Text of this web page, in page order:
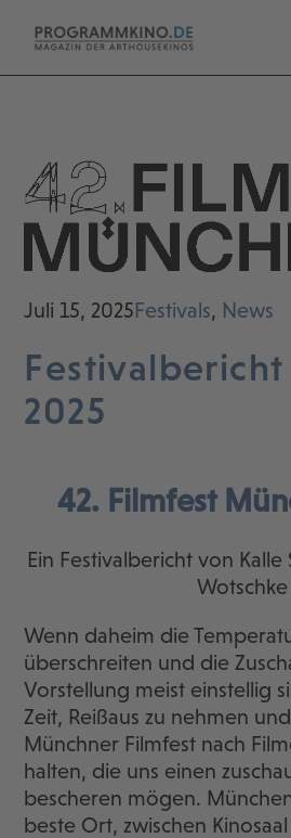
Juli 15, 2025Festivals, News
2025
42. Filmfest
Ein Festivalbericht von
Wotschke
Wenn daheim die
überschreiten und die
Vorstellung meist einstellig
Zeit, Reißaus zu nehmen
Münchner Filmfest nach
halten, die uns einen
bescheren mögen.
beste Ort, zwischen